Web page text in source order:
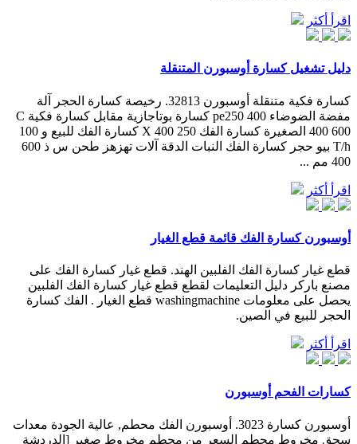
اقرأ أكثر
دليل تشغيل كسارة أوسبورن المتنقلة
كسارة فكية متنقلة أوسبورن 32813. رخيصة كسارة الحجر آلة
مفضة الضوضاء pe250 400 كسارة بوتاجازية مقابل كسارة فكية C
400 600 الصغيرة كسارة الفك 250 X 400 كسارة الفك للبيع و 100
T/h بيو حجر كسارة الفك النبات الدقة آلات تهزهز طحن س ذ 600
400 مم ...
اقرأ أكثر
أوسبورن كسارة الفك قائمة قطع الغيار
قطع غيار كسارة الفك الفلبين الهند. قطع غيار كسارة الفك على
مصنع باركر دليل التعليمات لقطع قطع غيار كسارة الفك الفلبين
يحصل على معلومات washingmachine قطع الغيار . الفك كسارة
الحجر للبيع في الصين.
اقرأ أكثر
كسارات الفحم أوسبورن
أوسبورن كسارة 3023. أوسبورن الفك محطم, عالية الجودة معدات
سحق مخروط محطم السعر من محطم مخروط صغير [الدردشة